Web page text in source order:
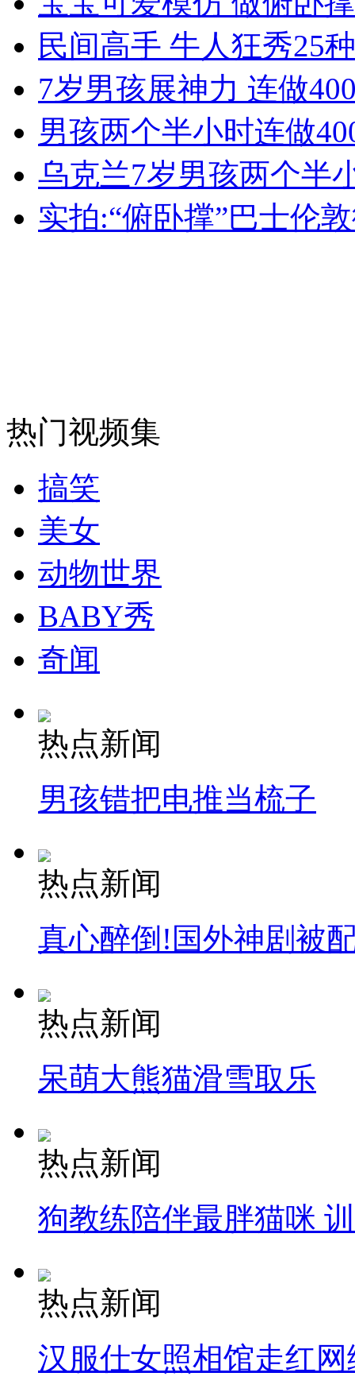
山西运城恶犬咬伤多人 警民合力深夜将其击毙
女孩北京地铁殴打老人 痛下狠手拳打脚踢
无痛分娩是否安全 医生回应
消防员救轻生者
纽约上演“枕头大战”
司机酒驾遇交警 急速倒车逃窜
民间高手 牛人狂秀25
7岁男孩展神力 连做
男孩两个半小时连做
乌克兰7岁男孩两个半
实拍:“俯卧撑”巴士伦
热门视频集
搞笑
美女
动物世界
BABY秀
奇闻
热点新闻
男孩错把电推当梳子
热点新闻
真心醉倒!国外神剧被
热点新闻
呆萌大熊猫滑雪取乐
热点新闻
狗教练陪伴最胖猫咪
热点新闻
汉服仕女照相馆走红网